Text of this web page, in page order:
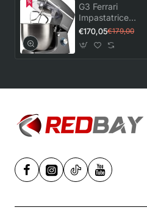
G3 Ferrari
Impastatrice
Planetaria con
Tirapasta Pastaio
10&Lode G20113,
Grigio
€170,05€179,00